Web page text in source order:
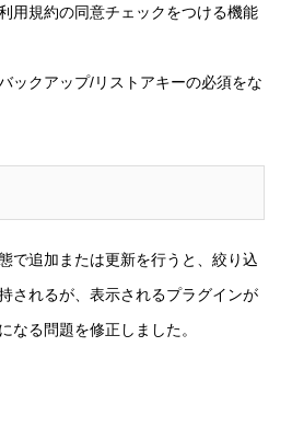
用規約の同意チェックをつける機能
ックアップ/リストアキーの必須をな
で追加または更新を行うと、絞り込
されるが、表示されるプラグインが
なる問題を修正しました。